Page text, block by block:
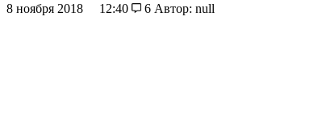
8 ноября 2018 12:40 6 Автор: null